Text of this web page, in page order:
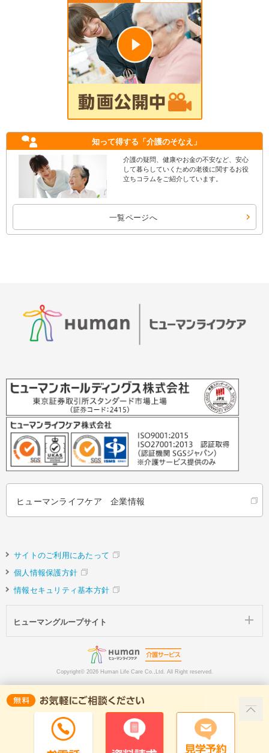
知って得する 「介護のそなえ」
介護の疑問、健康やお金の不安など、安心
して暮らしていくための老後に関するお役
立ちコラムをご紹介しています。
一覧ページへ
ヒューマンライフケア 企業情報
サイトのご利用にあたって
個人情報保護方針
情報セキュリティ基本方針
ヒューマングループサイト
Copyright© 2026 Human Life Care Co.,Ltd. All Right reserved.